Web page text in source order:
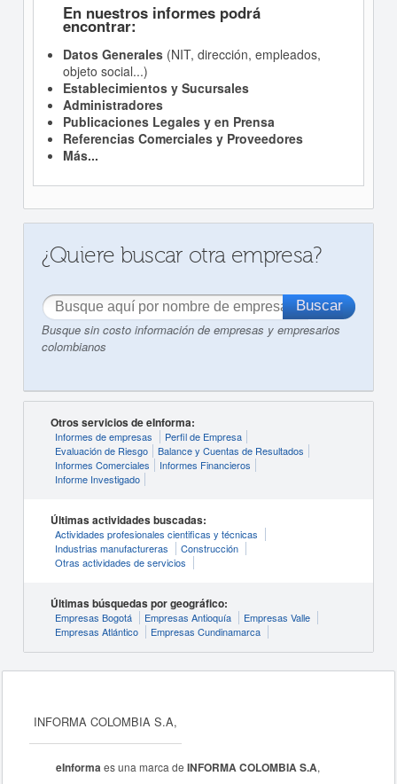
En nuestros informes podrá
encontrar:
Datos Generales(NIT, dirección, empleados,
objeto social...)
Establecimientos y Sucursales
Administradores
Publicaciones Legales y en Prensa
Referencias Comerciales y Proveedores
Más...
¿Quiere buscar otra empresa?
Busque sin costo información de empresas y empresarios
colombianos
Otros servicios de eInforma:
Informes de empresas
Perfil de Empresa
Evaluación de Riesgo
Balance y Cuentas de Resultados
Informes Comerciales
Informes Financieros
Informe Investigado
Últimas actividades buscadas:
Actividades profesionales cientificas y técnicas
Industrias manufactureras
Construcción
Otras actividades de servicios
Últimas búsquedas por geográfico:
Empresas Bogotá Empresas Antioquía
Empresas Valle
Empresas Atlántico
Empresas Cundinamarca
INFORMA COLOMBIA S.A,
eInformaes una marca deINFORMA COLOMBIA S.A,